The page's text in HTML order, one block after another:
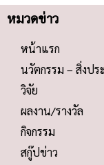
หมวดข่าว
หน้าแรก
นวัตกรรม – สิ่งปร
วิจัย
ผลงาน/รางวัล
กิจกรรม
สกู๊ปข่าว